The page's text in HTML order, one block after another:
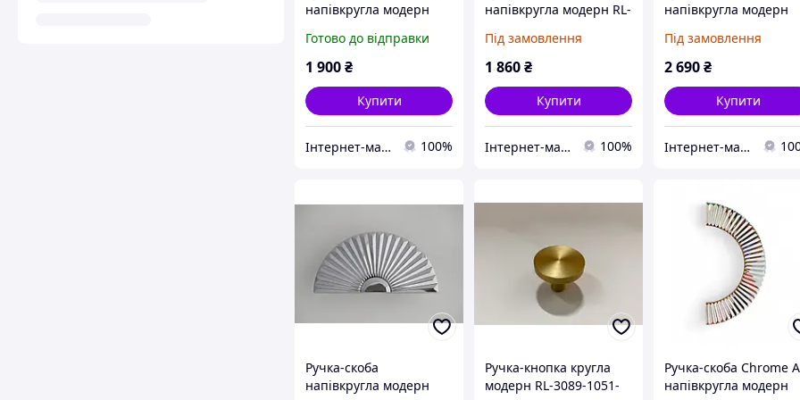
напівкругла модерн
сатин Ø = 102 мм
Готово до відправки
1 900₴
Купити
Інтернет-магазин ексклюзивної меблевої фурнітури та комплектуючих 100%
напівкругла модерн RL-
золото Ø=149 мм
Під замовлення
1 860₴
Купити
Інтернет-магазин ексклюзивної меблевої фурнітури та комплектуючих 100%
напівкругла модерн
глянець Ø=164 мм
Під замовлення
2 690₴
Купити
Інтернет-магазин ексклюзивної меблевої фурнітури та комплектуючих
Ручка-скоба
напівкругла модерн
Ручка-кнопка кругла
модерн RL-3089-1051-
Ручка-скоба Chrome
напівкругла модерн